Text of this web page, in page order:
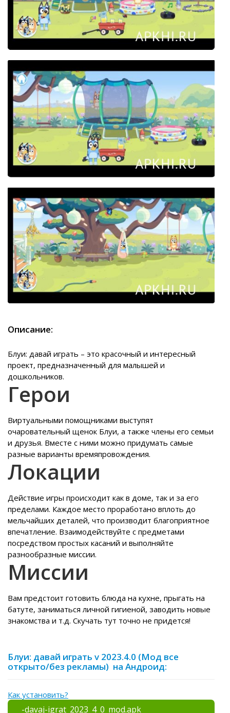
Описание:
Блуи: давай играть – это красочный и интересный
проект, предназначенный для малышей и
дошкольников.
Герои
Виртуальными помощниками выступят
очаровательный щенок Блуи, а также члены его семьи
и друзья. Вместе с ними можно придумать самые
разные варианты времяпровождения.
Локации
Действие игры происходит как в доме, так и за его
пределами. Каждое место проработано вплоть до
мельчайших деталей, что производит благоприятное
впечатление. Взаимодействуйте с предметами
посредством простых касаний и выполняйте
разнообразные миссии.
Миссии
Вам предстоит готовить блюда на кухне, прыгать на
батуте, заниматься личной гигиеной, заводить новые
знакомства и т.д. Скучать тут точно не придется!
Блуи: давай играть v 2023.4.0 (Мод все
открыто/без рекламы) на Андроид:
Как установить?
_-davaj-igrat_2023_4_0_mod.apk